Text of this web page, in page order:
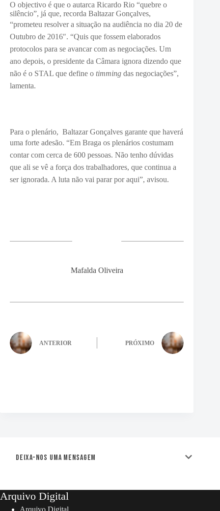
O objectivo é que o autarca Ricardo Rio “quebre o
silêncio”, já que, recorda Baltazar Gonçalves,
“prometeu resolver a situação na audiência no dia 20 de
Outubro de 2016″. “Quis que fossem elaborados
protocolos para se avancar com as negociações. Um
ano depois, o presidente da Câmara ignora dizendo que
não é o STAL que define o timming das negociações”,
lamenta.
Para o plenário, Baltazar Gonçalves garante que haverá
uma forte adesão. “Em Braga os plenários costumam
contar com cerca de 600 pessoas. Não tenho dúvidas
que ali se vê a força dos trabalhadores, que continua a
ser ignorada. A luta não vai parar por aqui”, avisou.
Mafalda Oliveira
ANTERIOR PRÓXIMO
Deixa-nos uma mensagem
Arquivo Digital
Arquivo Digital